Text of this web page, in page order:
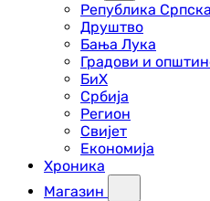
Република Српска
Друштво
Бања Лука
Градови и
БиХ
Србија
Регион
Свијет
Економија
Хроника
Магазин